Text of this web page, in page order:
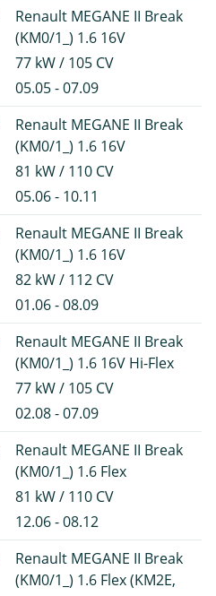
Renault MEGANE II Break
(KM0/1_) 1.6 16V
77 kW / 105 CV
05.05 - 07.09
Renault MEGANE II Break
(KM0/1_) 1.6 16V
81 kW / 110 CV
05.06 - 10.11
Renault MEGANE II Break
(KM0/1_) 1.6 16V
82 kW / 112 CV
01.06 - 08.09
Renault MEGANE II Break
(KM0/1_) 1.6 16V Hi-Flex
77 kW / 105 CV
02.08 - 07.09
Renault MEGANE II Break
(KM0/1_) 1.6 Flex
81 kW / 110 CV
12.06 - 08.12
Renault MEGANE II Break
(KM0/1_) 1.6 Flex (KM2E,